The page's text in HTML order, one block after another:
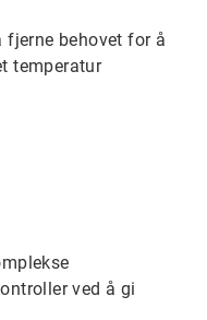
fjerne behovet for å
temperatur
ved å gi